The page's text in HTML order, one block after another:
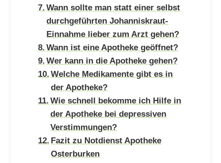
Wann sollte man statt einer selbst
durchgeführten Johanniskraut-
Einnahme lieber zum Arzt gehen?
Wann ist eine Apotheke geöffnet?
Wer kann in die Apotheke gehen?
Welche Medikamente gibt es in
der Apotheke?
Wie schnell bekomme ich Hilfe in
der Apotheke bei depressiven
Verstimmungen?
Fazit zu Notdienst Apotheke
Osterburken